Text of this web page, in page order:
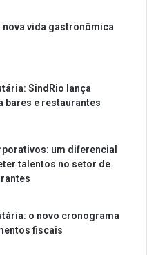
nova vida gastronômica
SindRio lança
bares e restaurantes
um diferencial
talentos no setor de
o novo cronograma
fiscais